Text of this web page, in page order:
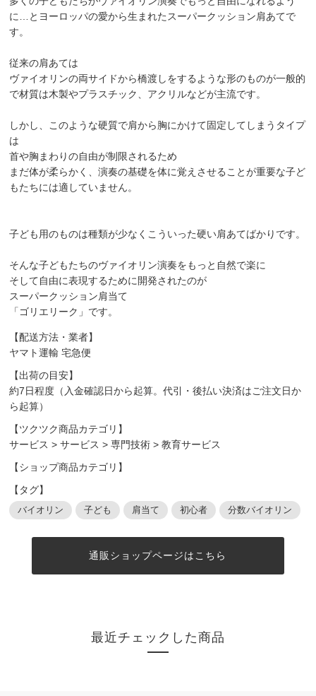
に…とヨーロッパの愛から生まれたスーパークッション肩あてで
す。
従来の肩あては
ヴァイオリンの両サイドから橋渡しをするような形のものが一般的
で材質は木製やプラスチック、アクリルなどが主流です。
しかし、このような硬質で肩から胸にかけて固定してしまうタイプ
は
首や胸まわりの自由が制限されるため
まだ体が柔らかく、演奏の基礎を体に覚えさせることが重要な子ど
もたちには適していません。
子ども用のものは種類が少なくこういった硬い肩あてばかりです。
そんな子どもたちのヴァイオリン演奏をもっと自然で楽に
そして自由に表現するために開発されたのが
スーパークッション肩当て
「ゴリエリーク」です。
【配送方法・業者】
ヤマト運輸 宅急便
【出荷の目安】
約7日程度（入金確認日から起算。代引・後払い決済はご注文日か
ら起算）
【ツクツク商品カテゴリ】
サービス >サービス >専門技術 >教育サービス
【ショップ商品カテゴリ】
【タグ】
バイオリン 子ども 肩当て 初心者 分数バイオリン
通販ショップページはこちら
最近チェックした商品